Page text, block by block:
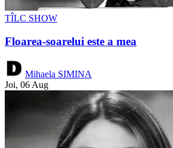
TÎLC SHOW
Floarea-soarelui este a mea
Mihaela SIMINA
Joi, 06 Aug